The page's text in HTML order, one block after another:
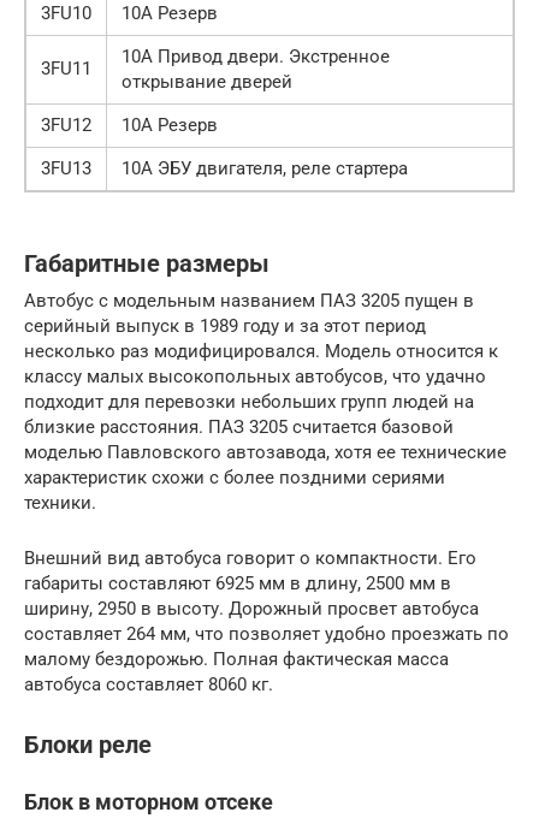
3FU10
10А Резерв
3FU11
10А Привод двери. Экстренное
открывание дверей
3FU12
10А Резерв
3FU13
10А ЭБУ двигателя, реле стартера
Габаритные размеры
Автобус с модельным названием ПАЗ 3205 пущен в
серийный выпуск в 1989 году и за этот период
несколько раз модифицировался. Модель относится к
классу малых высокопольных автобусов, что удачно
подходит для перевозки небольших групп людей на
близкие расстояния. ПАЗ 3205 считается базовой
моделью Павловского автозавода, хотя ее технические
характеристик схожи с более поздними сериями
техники.
Внешний вид автобуса говорит о компактности. Его
габариты составляют 6925 мм в длину, 2500 мм в
ширину, 2950 в высоту. Дорожный просвет автобуса
составляет 264 мм, что позволяет удобно проезжать по
малому бездорожью. Полная фактическая масса
автобуса составляет 8060 кг.
Блоки реле
Блок в моторном отсеке